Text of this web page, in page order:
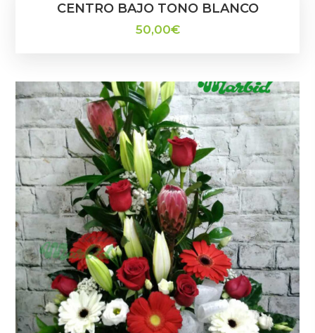
CENTRO BAJO TONO BLANCO
50,00€